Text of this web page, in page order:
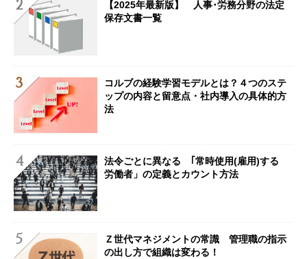
【2025年最新版】 人事･労務分野の法定
保存文書一覧
コルブの経験学習モデルとは？４つのステ
ップの内容と留意点・社内導入の具体的方
法
法令ごとに異なる ｢常時使用(雇用)する
労働者」の定義とカウント方法
Ｚ世代マネジメントの常識 管理職の指示
の出し方で組織は変わる！